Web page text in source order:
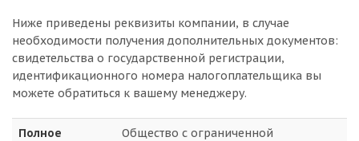
Ниже приведены реквизиты компании, в случае
необходимости получения дополнительных документов:
свидетельства о государственной регистрации,
идентификационного номера налогоплательщика вы
можете обратиться к вашему менеджеру.
Полное
Общество с ограниченной